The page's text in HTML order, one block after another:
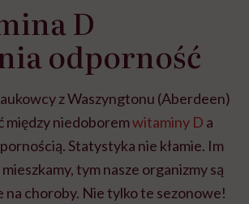
D
odporność
z Waszyngtonu (Aberdeen)
między niedoboremwitaminy D a
Statystyka nie kłamie. Im
tym nasze organizmy są
na choroby. Nie tylko te sezonowe!